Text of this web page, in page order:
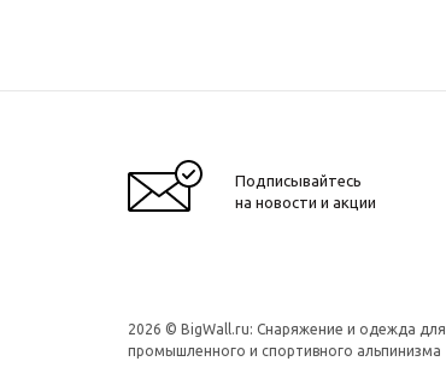
Подписывайтесь
на новости и акции
2026 © BigWall.ru: Снаряжение и одежда для
промышленного и спортивного альпинизма